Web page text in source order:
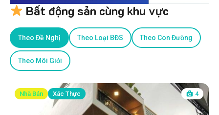
Bất động sản cùng khu vực
Theo Đề Nghị Theo Loại BĐS Theo Con Đường
Theo Môi Giới
Nhà Bán Xác Thực 4